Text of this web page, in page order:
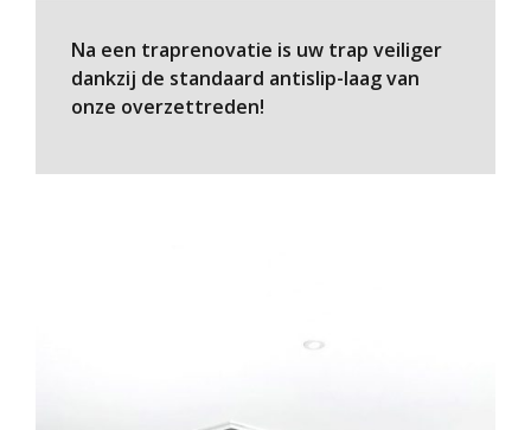
Na een traprenovatie is uw trap veiliger
dankzij de standaard antislip-laag van
onze overzettreden!